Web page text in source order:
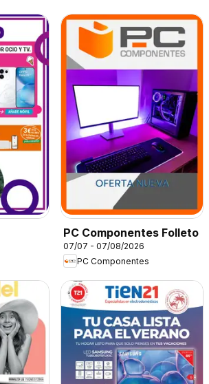
PC Componentes Folleto
07/07 - 07/08/2026
PC Componentes